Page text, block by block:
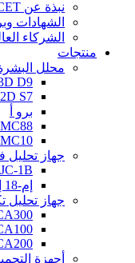
نبذة عن MEICET
الشهادات
الشركاء
منتجات
محلل
D9
S7
برو أ
MC88
MC10
جهاز تحليل
1B
إم-18 إس
جهاز تحليل
أجهزة